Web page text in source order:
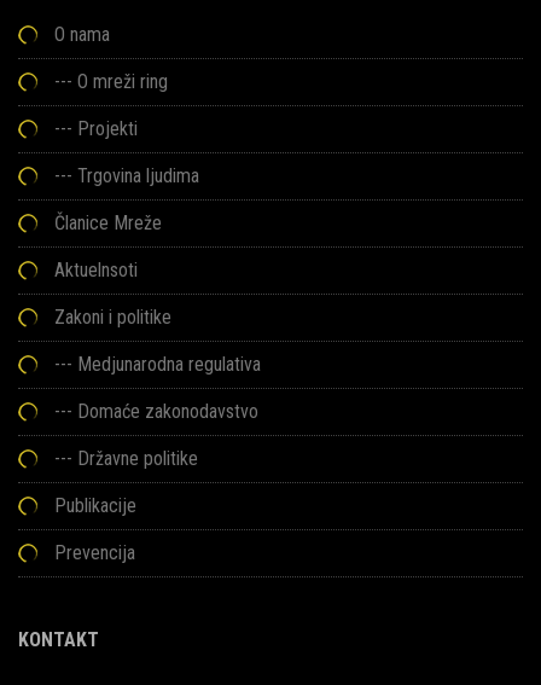
O nama
--- O mreži ring
--- Projekti
--- Trgovina ljudima
Članice Mreže
Aktuelnsoti
Zakoni i politike
--- Medjunarodna regulativa
--- Domaće zakonodavstvo
--- Državne politike
Publikacije
Prevencija
KONTAKT